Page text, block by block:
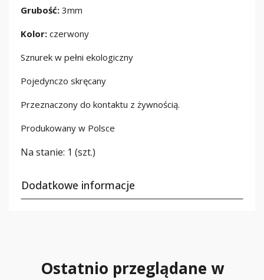
Grubość: 3mm
Kolor: czerwony
Sznurek w pełni ekologiczny
Pojedynczo skręcany
Przeznaczony do kontaktu z żywnością.
Produkowany w Polsce
Na stanie: 1 (szt.)
Dodatkowe informacje
Ostatnio przeglądane w